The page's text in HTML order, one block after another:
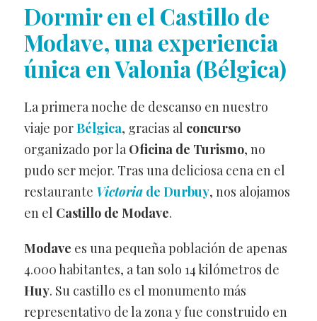
Dormir en el Castillo de
Modave, una experiencia
única en Valonia (Bélgica)
La primera noche de descanso en nuestro
viaje porBélgica, gracias al concurso
organizado por la Oficina de Turismo, no
pudo ser mejor. Tras una deliciosa cena en el
restaurante Victoriade Durbuy, nos alojamos
en el Castillo de Modave.
Modave es una pequeña población de apenas
4.000 habitantes, a tan solo 14 kilómetros de
Huy. Su castillo es el monumento más
representativo de la zona y fue construido en